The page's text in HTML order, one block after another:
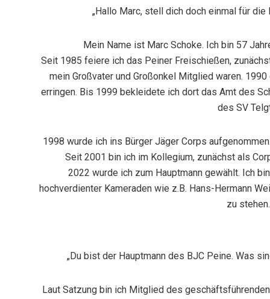
„Hallo Marc, stell dich doch einmal für die
Mein Name ist Marc Schoke. Ich bin 57
Seit 1985 feiere ich das Peiner Freischießen,
mein Großvater und Großonkel Mitglied waren.
erringen. Bis 1999 bekleidete ich dort das Amt des
des SV
1998 wurde ich ins Bürger Jäger Corps
Seit 2001 bin ich im Kollegium, zunächst als
2022 wurde ich zum Hauptmann gewählt. Ich
hochverdienter Kameraden wie z.B. Hans-Hermann
zu stehen.
„Du bist der Hauptmann des BJC Peine. Was
Laut Satzung bin ich Mitglied des